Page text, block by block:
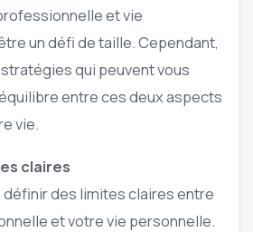
et vie
un défi de taille. Cependant,
qui peuvent vous
entre ces deux aspects
vie.
claires
des limites claires entre
et votre vie personnelle.